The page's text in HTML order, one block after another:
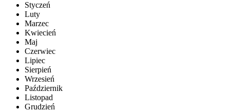
Styczeń
Luty
Marzec
Kwiecień
Maj
Czerwiec
Lipiec
Sierpień
Wrzesień
Październik
Listopad
Grudzień